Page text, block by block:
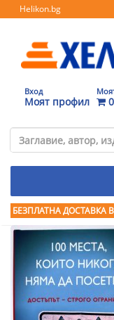
Helikon.bg
Вход
Моят профил
БЕЗПЛАТНА ДОСТАВКА